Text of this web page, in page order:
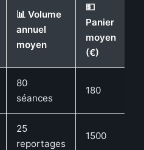
📊 Volume
annuel
moyen
💵
Panier
moyen
(€)
80
séances
180
25
reportages
1500